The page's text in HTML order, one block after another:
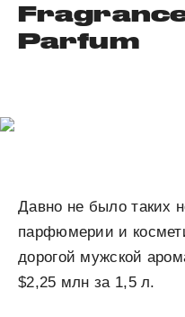
Parfum
Давно не было таких
парфюмерии и
дорогой мужской
$2,25 млн за 1,5 л.